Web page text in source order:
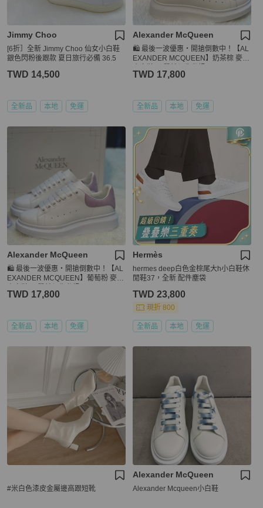
Jimmy Choo
[6折］全新 Jimmy Choo 仙女小白鞋
銀色閃粉後跟款 夏日旅行必備 36.5
TWD 14,500
全新品 本地 免運
Alexander McQueen
🛍️ 最後一波優惠・開搶倒數中！【AL
EXANDER MCQUEEN】奶茶棕 麥坤
TWD 17,800
全新品 本地 免運
Alexander McQueen
🛍️ 最後一波優惠・開搶倒數中！【AL
EXANDER MCQUEEN】葡萄粉 麥坤
TWD 17,800
全新品 本地 免運
Hermès
hermes deep白色金棕尾大h小白鞋休
閒鞋37，全新 配件塵袋
TWD 23,800
現折 800
全新品 本地 免運
#米白色漆皮金屬邊高跟短靴
Alexander McQueen
Alexander Mcqueen小白鞋